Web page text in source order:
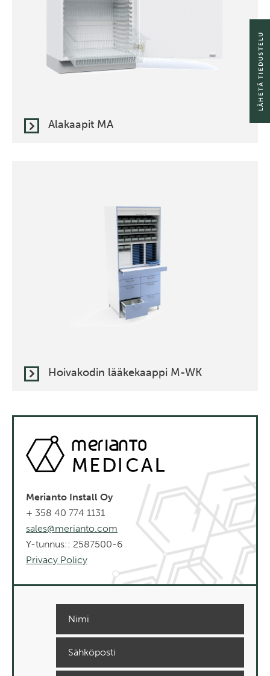
Alakaapit MA
Hoivakodin lääkekaappi M-WK
Merianto Install Oy
+ 358 40 774 1131
sales@merianto.com
Y-tunnus:: 2587500-6
Privacy Policy
LÄHETÄ TIEDUSTELU